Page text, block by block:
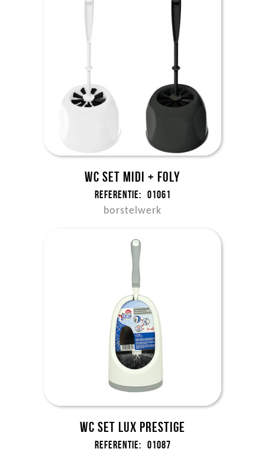
WC set midi + foly
Referentie: 01061
borstelwerk
WC set LUX Prestige
Referentie: 01087